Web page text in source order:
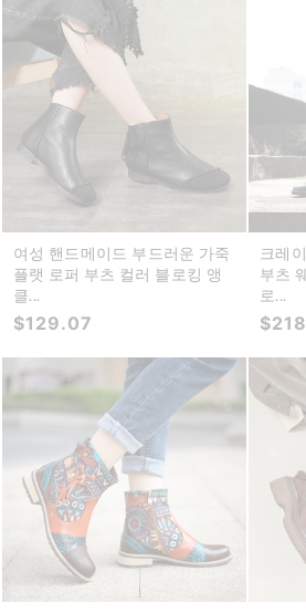
여성 핸드메이드 부드러운 가죽
플랫 로퍼 부츠 컬러 블로킹 앵
클...
$129.07
크레
부츠
로...